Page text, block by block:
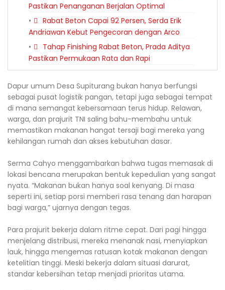
Pastikan Penanganan Berjalan Optimal
Rabat Beton Capai 92 Persen, Serda Erik
Andriawan Kebut Pengecoran dengan Arco
Tahap Finishing Rabat Beton, Prada Aditya
Pastikan Permukaan Rata dan Rapi
Dapur umum Desa Supiturang bukan hanya berfungsi
sebagai pusat logistik pangan, tetapi juga sebagai tempat
di mana semangat kebersamaan terus hidup. Relawan,
warga, dan prajurit TNI saling bahu-membahu untuk
memastikan makanan hangat tersaji bagi mereka yang
kehilangan rumah dan akses kebutuhan dasar.
Serma Cahyo menggambarkan bahwa tugas memasak di
lokasi bencana merupakan bentuk kepedulian yang sangat
nyata. “Makanan bukan hanya soal kenyang. Di masa
seperti ini, setiap porsi memberi rasa tenang dan harapan
bagi warga,” ujarnya dengan tegas.
Para prajurit bekerja dalam ritme cepat. Dari pagi hingga
menjelang distribusi, mereka menanak nasi, menyiapkan
lauk, hingga mengemas ratusan kotak makanan dengan
ketelitian tinggi. Meski bekerja dalam situasi darurat,
standar kebersihan tetap menjadi prioritas utama.